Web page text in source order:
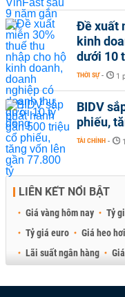
Đề xuất
kinh
dưới 10
THỜI SỰ - 1
BIDV
phiếu,
TÀI CHÍNH -
LIÊN KẾT NỔI BẬT
Giá vàng hôm nay Tỷ
Tỷ giá euro
Giá heo hơi
Lãi suất ngân hàng